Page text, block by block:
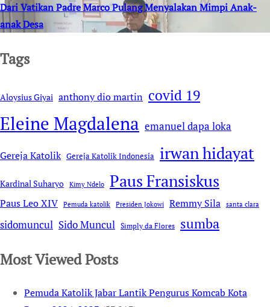
Dari Vatikan Padre Marco Pulang Menyalakan Mimpi Anak-
anak Desa
Tags
Aloysius Giyai anthony dio martin covid 19
Eleine Magdalena emanuel dapa loka
Gereja Katolik Gereja Katolik Indonesia irwan hidayat
Kardinal Suharyo Kimy Ndelo Paus Fransiskus
Paus Leo XIV Pemuda katolik Presiden Jokowi Remmy Sila santa clara
sidomuncul Sido Muncul Simply da Flores sumba
Most Viewed Posts
Pemuda Katolik Jabar Lantik Pengurus Komcab Kota